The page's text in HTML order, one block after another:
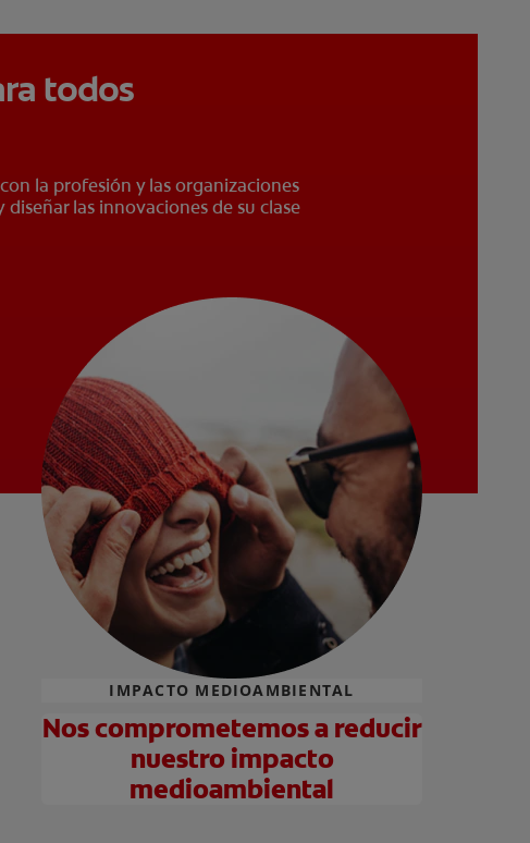
todos
la profesión y las organizaciones
las innovaciones de su clase
IMPACTO MEDIOAMBIENTAL
Nos comprometemos a reducir
nuestro impacto
medioambiental